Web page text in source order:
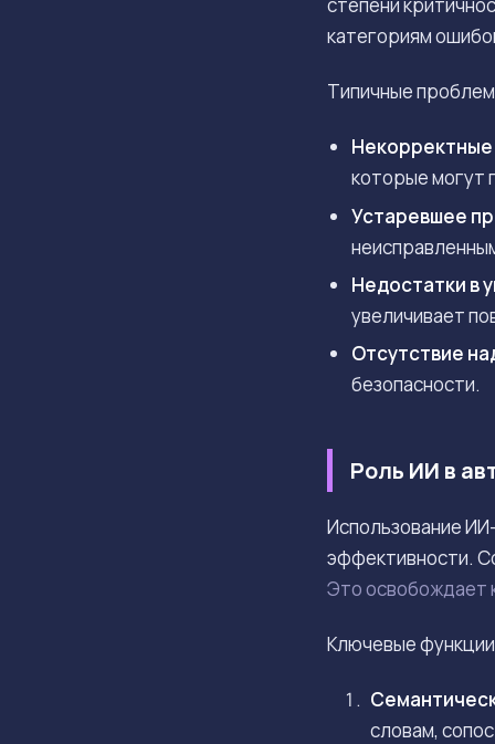
степени
категориям
Типичные
которые могут
Устаревшее
Недостатки в
увеличивает
Отсутствие
безопасности.
Роль ИИ в
Использование
эффективности.
Это освобождает
Ключевые
словам,